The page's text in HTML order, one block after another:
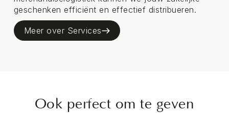
geschenken efficiënt en effectief distribueren.
Meer over Services
Ook perfect om te geven